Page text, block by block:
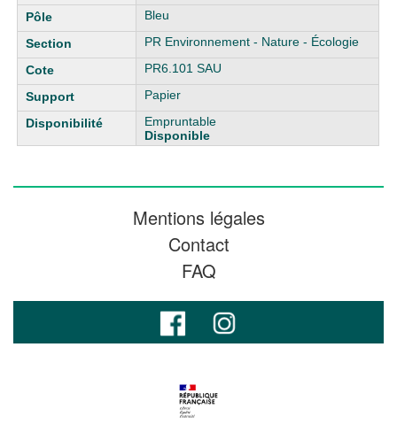
Bleu
PR Environnement - Nature - Écologie
PR6.101 SAU
Papier
Empruntable
Disponible
Mentions légales
Contact
FAQ